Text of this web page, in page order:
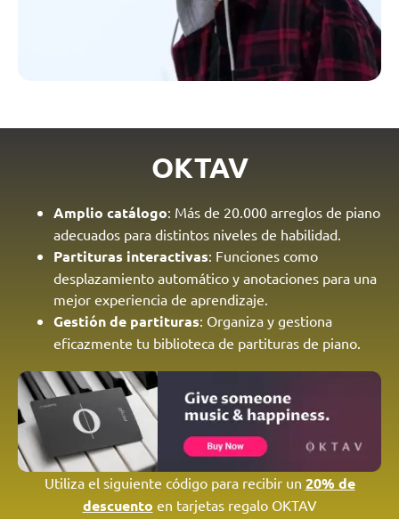
OKTAV
Amplio catálogo: Más de 20.000 arreglos de piano
adecuados para distintos niveles de habilidad.
Partituras interactivas: Funciones como
desplazamiento automático y anotaciones para una
mejor experiencia de aprendizaje.
Gestión de partituras: Organiza y gestiona
eficazmente tu biblioteca de partituras de piano.
Utiliza el siguiente código para recibir un 20% de
descuento en tarjetas regalo OKTAV